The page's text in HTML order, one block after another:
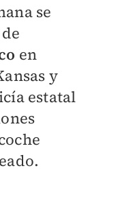
se
en
y
estatal